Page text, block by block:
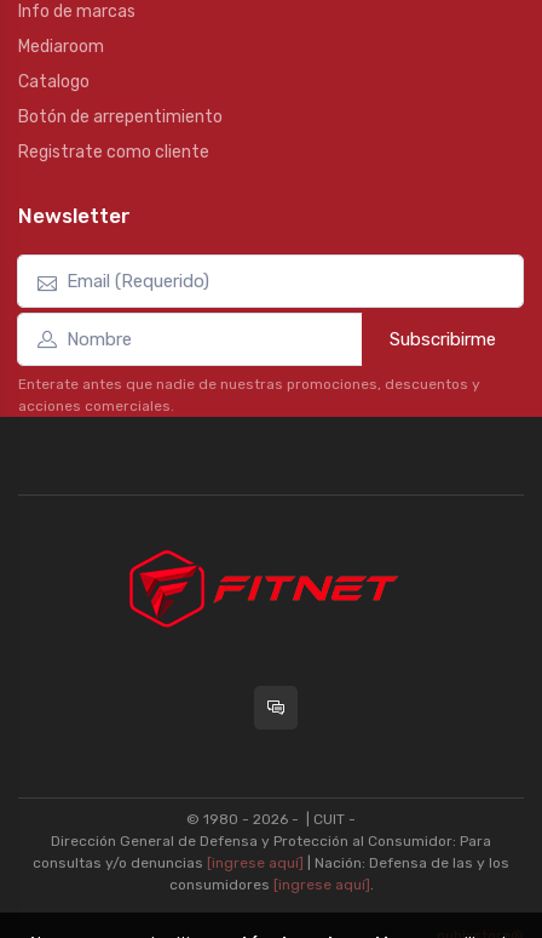
Info de marcas
Mediaroom
Catalogo
Botón de arrepentimiento
Registrate como cliente
Newsletter
Subscribirme
Enterate antes que nadie de nuestras promociones, descuentos y
acciones comerciales.
© 1980 - 2026 -
| CUIT -
Dirección General de Defensa y Protección al Consumidor: Para
consultas y/o denuncias [ingrese aquí]
| Nación: Defensa de las y los
consumidores [ingrese aquí] .